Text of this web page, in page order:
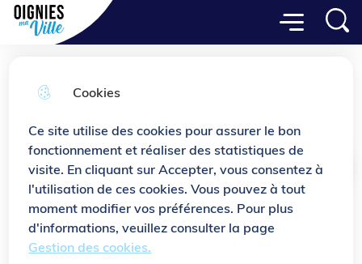
Cookies
Ce site utilise des cookies pour assurer le bon
fonctionnement et réaliser des statistiques de
visite. En cliquant sur Accepter, vous consentez à
l'utilisation de ces cookies. Vous pouvez à tout
moment modifier vos préférences. Pour plus
d'informations, veuillez consulter la page
Gestion des cookies.
Aller
au
menu
principal
Consulter
le plan
du site
Ville de Oignies
Menu principal
Menu
École Georges Brassens
Accueil
Pour l'année scolaire2024/2025, l'école Georges
Brassens accueille207